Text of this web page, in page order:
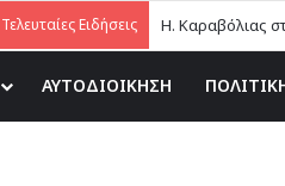
Τελευταίες Ειδήσεις
ΑΥΤΟΔΙΟΙΚΗΣΗ